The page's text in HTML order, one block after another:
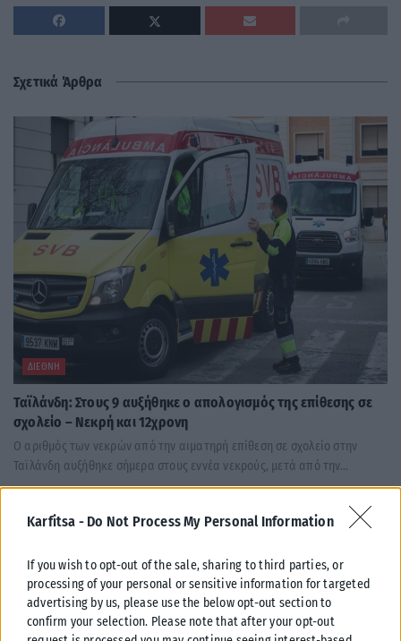
Karfitsa - Do Not Process My Personal Information
If you wish to opt-out of the sale, sharing to third parties, or
processing of your personal or sensitive information for targeted
advertising by us, please use the below opt-out section to
confirm your selection. Please note that after your opt-out
Σχετικά Άρθρα
ΔΙΕΘΝΉ
Ταϊλάνδη: Στους 9 αυξήθηκε ο απολογισμός της επίθεσης σε
σχολείο – Νεκρή και 12χρονη
Ο αριθμός των νεκρών από την αιματηρή επίθεση σε σχολείο στην
Ταϊλάνδη αυξήθηκε σήμερα στους εννέα νεκρούς, μετά από την...
ΑΝΑΡΤΉΘΗΚΕ ΑΠΌKARFITSANEWS 08/08/2026